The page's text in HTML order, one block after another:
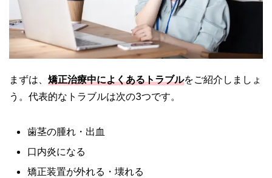
まずは、 矯正治療中によくあるトラブルをご紹介しましょ
う。代表的なトラブルは次の3つです。
歯茎の腫れ・出血
口内炎になる
矯正装置が外れる・壊れる